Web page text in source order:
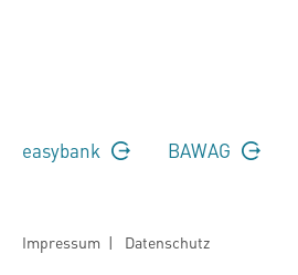
easybank BAWAG
Impressum | Datenschutz